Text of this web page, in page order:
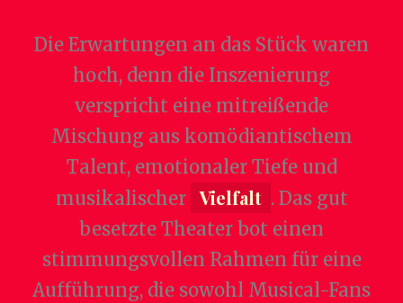
Die Erwartungen an das Stück waren
hoch, denn die Inszenierung
verspricht eine mitreißende
Mischung aus komödiantischem
Talent, emotionaler Tiefe und
musikalischer Vielfalt . Das gut
besetzte Theater bot einen
stimmungsvollen Rahmen für eine
Aufführung, die sowohl Musical-Fans